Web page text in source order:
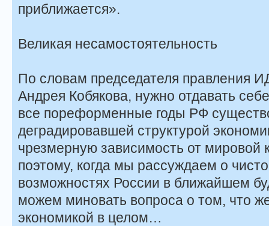
приближается».
Великая несамостоятельность
По словам председателя правления
Андрея Кобякова, нужно отдавать
все пореформенные годы РФ
деградировавшей структурой
чрезмерную зависимость от
поэтому, когда мы рассуждаем о
возможностях России в ближайшем
можем миновать вопроса о том, что
экономикой в целом…